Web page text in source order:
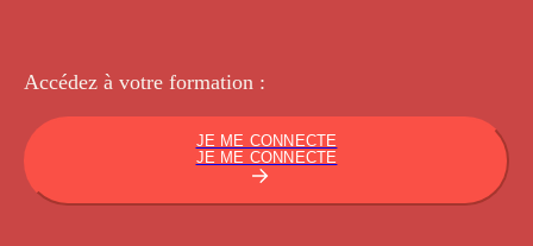
Accédez à votre formation :
JE ME CONNECTE
JE ME CONNECTE